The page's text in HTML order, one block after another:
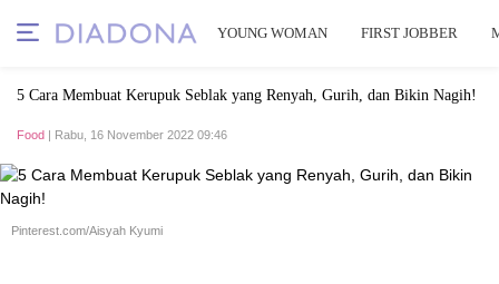
YOUNG WOMAN FIRST JOBBER
5 Cara Membuat Kerupuk Seblak yang Renyah, Gurih, dan Bikin Nagih!
Food | Rabu, 16 November 2022 09:46
Pinterest.com/Aisyah Kyumi